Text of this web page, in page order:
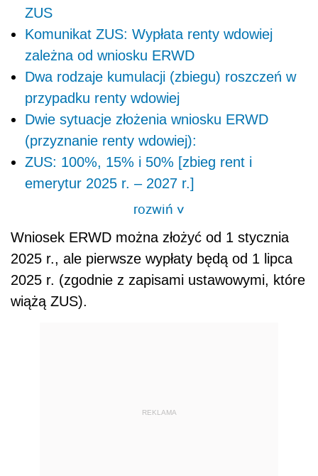
ZUS
Komunikat ZUS: Wypłata renty wdowiej
zależna od wniosku ERWD
Dwa rodzaje kumulacji (zbiegu) roszczeń w
przypadku renty wdowiej
Dwie sytuacje złożenia wniosku ERWD
(przyznanie renty wdowiej):
ZUS: 100%, 15% i 50% [zbieg rent i
emerytur 2025 r. – 2027 r.]
rozwiń>
Wniosek ERWD można złożyć od 1 stycznia
2025 r., ale pierwsze wypłaty będą od 1 lipca
2025 r. (zgodnie z zapisami ustawowymi, które
wiążą ZUS).
REKLAMA